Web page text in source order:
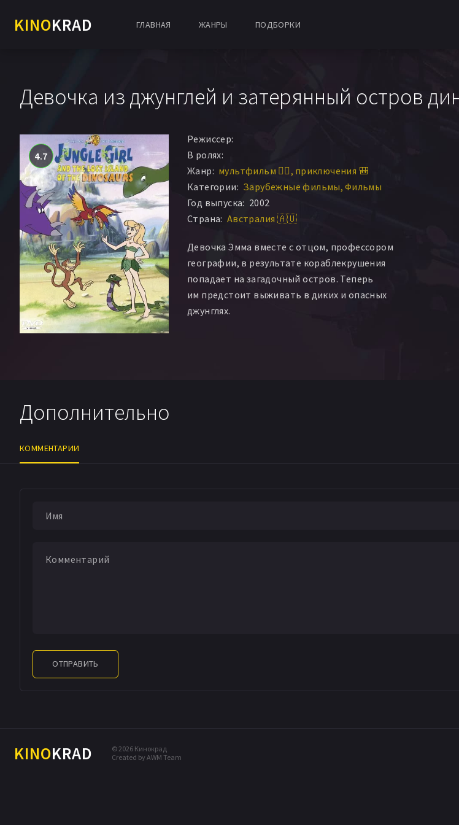
KINOKRAD ГЛАВНАЯ ЖАНРЫ ПОДБОРКИ
Девочка из джунглей и затерянный остров
4.7
Режиссер:
В ролях:
Жанр: мультфильм 🧚‍♀️ приключения 🎒
Категории: Зарубежные фильмы Фильмы
Год выпуска: 2002
Страна: Австралия 🇦🇺
Девочка Эмма вместе с отцом, профессором
географии, в результате кораблекрушения
попадает на загадочный остров. Теперь
им предстоит выживать в диких и опасных
джунглях.
Дополнительно
КОММЕНТАРИИ
ОТПРАВИТЬ
KINOKRAD
© 2026 Кинокрад
Created by AWM Team